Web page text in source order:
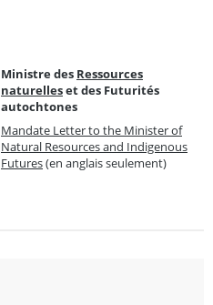
Ministre des Ressources
naturelleset des Futurités
autochtones
Mandate Letter to the Minister of
Natural Resources and Indigenous
Futures(en anglais seulement)